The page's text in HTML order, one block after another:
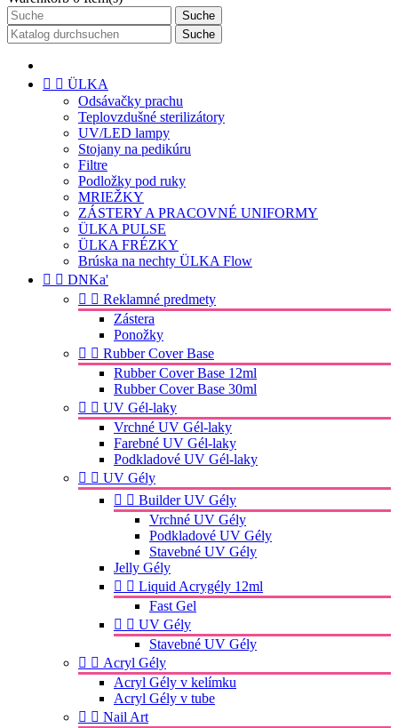
Suche
Suche
  ÜLKA
Odsávačky prachu
Teplovzdušné sterilizátory
UV/LED lampy
Stojany na pedikúru
Filtre
Podložky pod ruky
MRIEŽKY
ZÁSTERY A PRACOVNÉ UNIFORMY
ÜLKA PULSE
ÜLKA FRÉZKY
Brúska na nechty ÜLKA Flow
  DNKa'
  Reklamné predmety
Zástera
Ponožky
  Rubber Cover Base
Rubber Cover Base 12ml
Rubber Cover Base 30ml
  UV Gél-laky
Vrchné UV Gél-laky
Farebné UV Gél-laky
Podkladové UV Gél-laky
  UV Gély
  Builder UV Gély
Vrchné UV Gély
Podkladové UV Gély
Stavebné UV Gély
Jelly Gély
  Liquid Acrygély 12ml
Fast Gel
  UV Gély
Stavebné UV Gély
  Acryl Gély
Acryl Gély v kelímku
Acryl Gély v tube
  Nail Art